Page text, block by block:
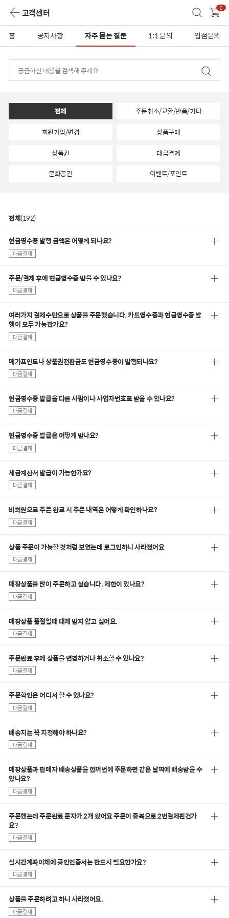
고객센터 0
홈 공지사항 자주 묻는 질문 1:1 문의 입점문의
전체
주문취소/교환/반품/기타
회원가입/변경
상품구매
상품권
대금결제
문화공간
이벤트/포인트
전체(192)
현금영수증 발행 금액은 어떻게 되나요?
대금결제
주문/결제 후에 현금영수증 받을 수 있나요?
대금결제
여러가지 결제수단으로 상품을 주문했습니다. 카드영수증과 현금영수증 발
행이 모두 가능한가요?
대금결제
메가포인트나 상품권전환금도 현금영수증이 발행되나요?
대금결제
현금영수증 발급을 다른 사람이나 사업자번호로 받을 수 있나요?
대금결제
현금영수증 발급은 어떻게 받나요?
대금결제
세금계산서 발급이 가능한가요?
대금결제
비회원으로 주문 완료 시 주문 내역은 어떻게 확인하나요?
대금결제
상품 주문이 가능할 것처럼 보였는데 로그인하니 사라졌어요
대금결제
매장상품을 많이 주문하고 싶습니다. 제한이 있나요?
대금결제
매장상품 품절일때 대체 받지 않고 싶어요.
대금결제
주문완료 후에 상품을 변경하거나 취소할 수 있나요?
대금결제
주문확인은 어디서 할 수 있나요?
대금결제
배송지는 꼭 지정해야 하나요?
대금결제
매장상품과 판매자 배송상품을 한꺼번에 주문하면 같은 날짜에 배송받을 수
있나요?
대금결제
주문했는데 주문완료 문자가 2개 왔어요 주문이 중복으로 2번결제된건가
요?
대금결제
실시간계좌이체에 공인인증서는 반드시 필요한가요?
대금결제
상품을 주문하려고 하니 사라졌어요.
대금결제